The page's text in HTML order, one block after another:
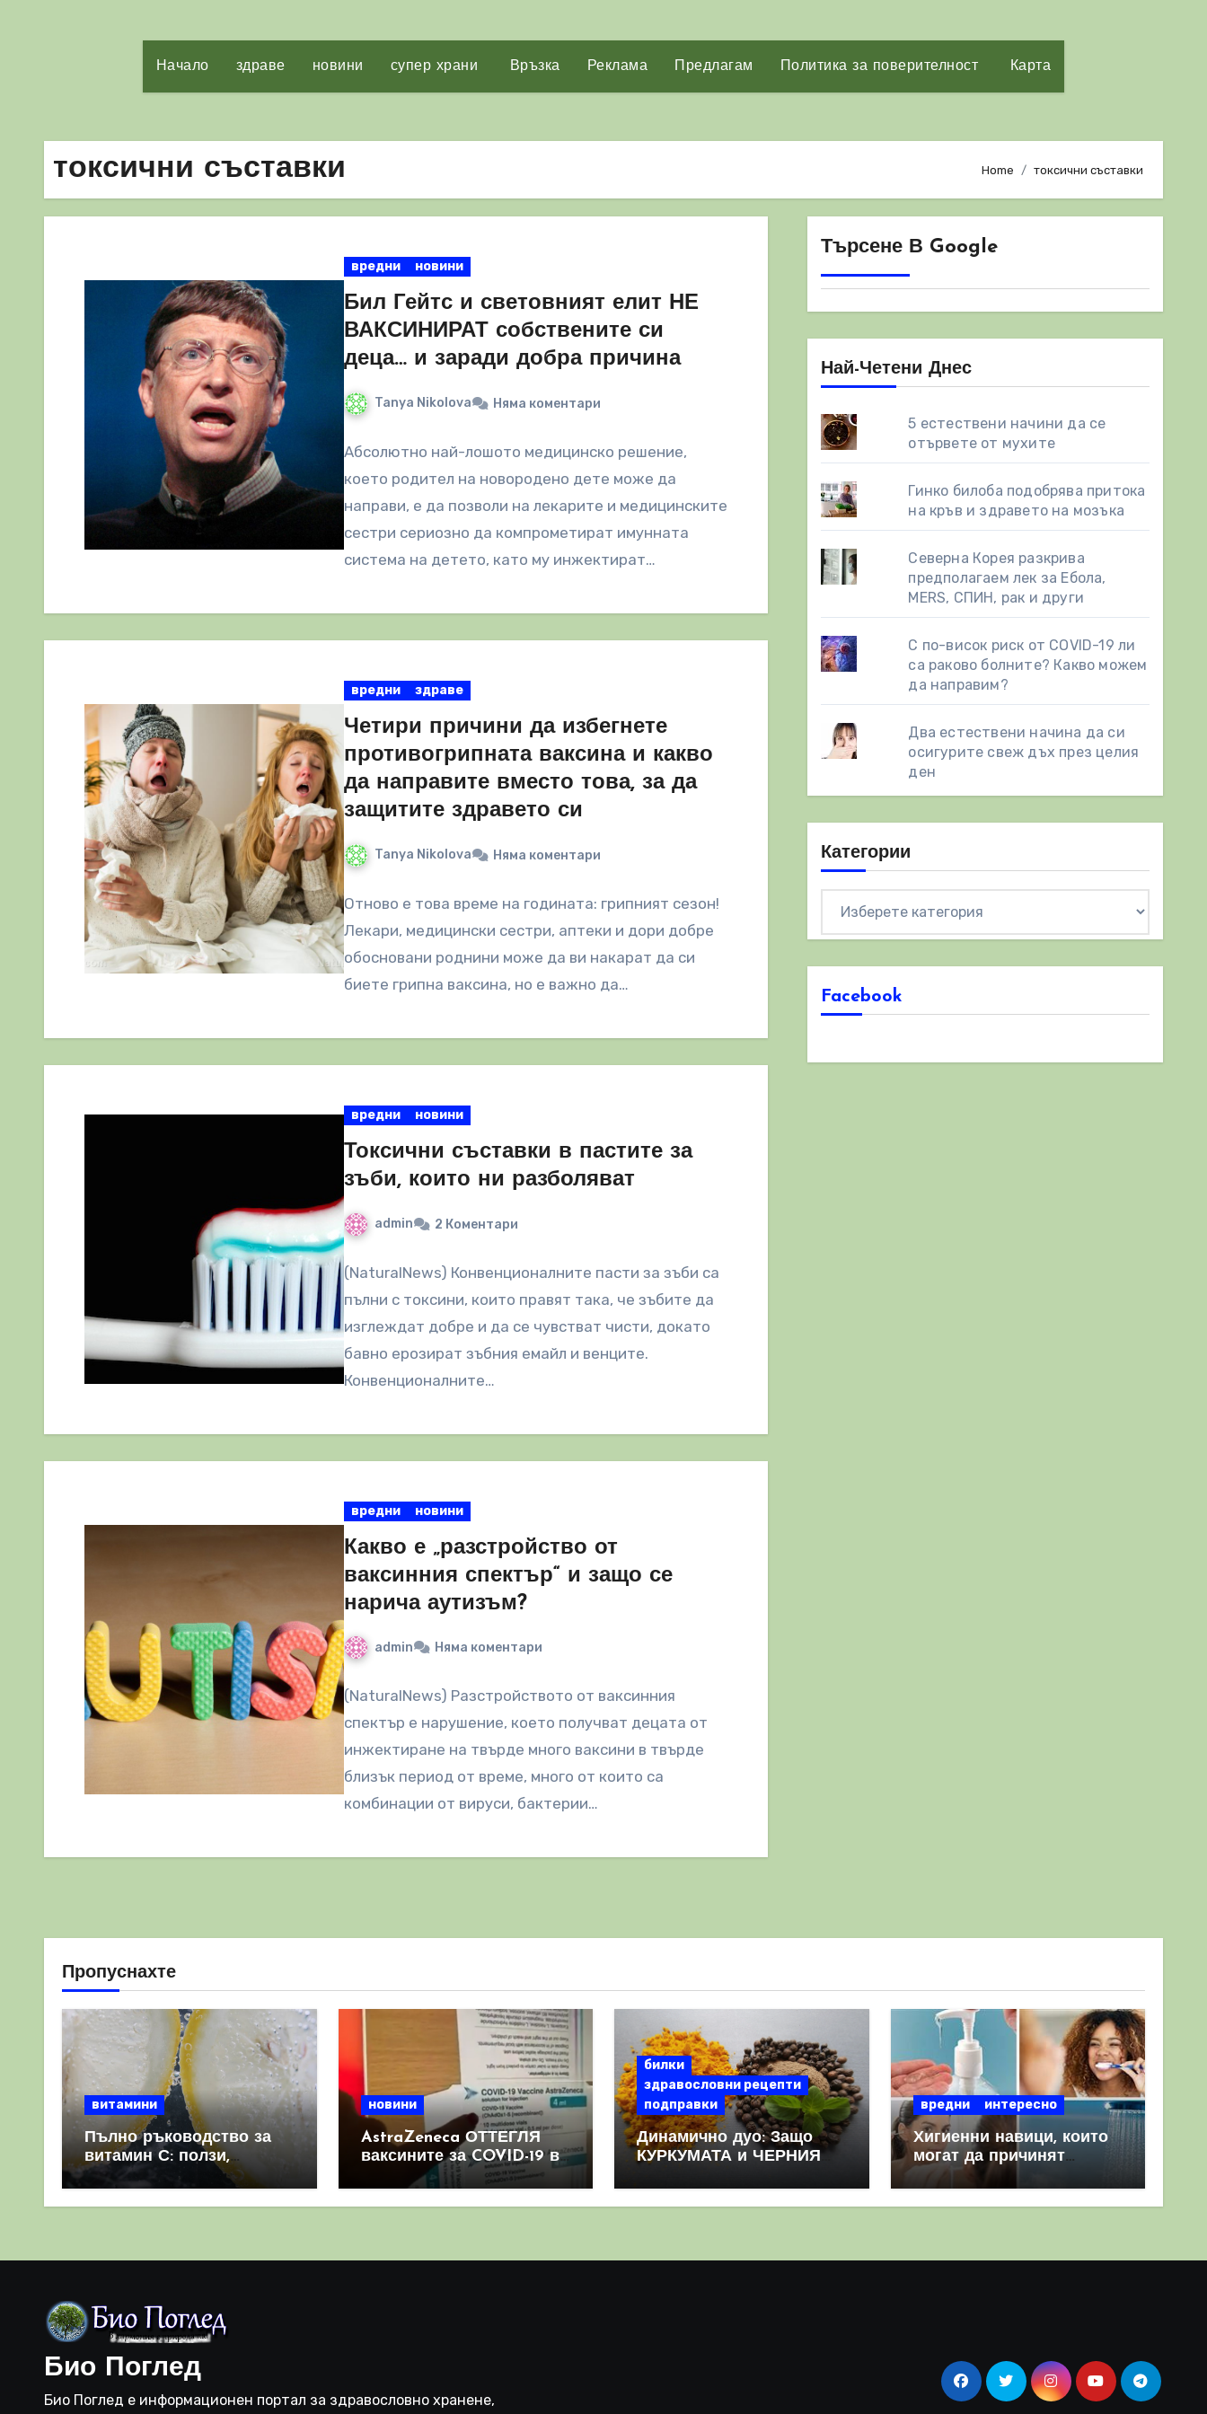
Начало здраве новини супер храни Връзка Реклама Предлагам Политика за поверителност Карта
токсични съставки Home токсични съставки
вредни новини
Бил Гейтс и световният елит НЕ
ВАКСИНИРАТ собствените си
деца… и заради добра причина
Tanya Nikolova Няма коментари
Абсолютно най-лошото медицинско решение,
което родител на новородено дете може да
направи, е да позволи на лекарите и медицинските
сестри сериозно да компрометират имунната
система на детето, като му инжектират…
вредни здраве
Четири причини да избегнете
противогрипната ваксина и какво
да направите вместо това, за да
защитите здравето си
Tanya Nikolova Няма коментари
Отново е това време на годината: грипният сезон!
Лекари, медицински сестри, аптеки и дори добре
обосновани роднини може да ви накарат да си
биете грипна ваксина, но е важно да…
вредни новини
Токсични съставки в пастите за
зъби, които ни разболяват
admin 2 Коментари
(NaturalNews) Конвенционалните пасти за зъби са
пълни с токсини, които правят така, че зъбите да
изглеждат добре и да се чувстват чисти, докато
бавно ерозират зъбния емайл и венците.
Конвенционалните…
вредни новини
Какво е „разстройство от
ваксинния спектър“ и защо се
нарича аутизъм?
admin Няма коментари
(NaturalNews) Разстройството от ваксинния
спектър е нарушение, което получват децата от
инжектиране на твърде много ваксини в твърде
близък период от време, много от които са
комбинации от вируси, бактерии…
Търсене В Google
Най-Четени Днес
5 естествени начини да се
отървете от мухите
Гинко билоба подобрява притока
на кръв и здравето на мозъка
Северна Корея разкрива
предполагаем лек за Ебола,
MERS, СПИН, рак и други
С по-висок риск от COVID-19 ли
са раково болните? Какво можем
да направим?
Два естествени начинa да си
осигурите свеж дъх през целия
ден
Категории
Facebook
Пропуснахте
витамини
Пълно ръководство за
витамин С: ползи,
източници и защо е
новини
AstraZeneca ОТТЕГЛЯ
ваксините за COVID-19 в
световен мащаб, след
билки
здравословни рецепти
подправки
Динамично дуо: Защо
КУРКУМАТА и ЧЕРНИЯ
вредни интересно
Хигиенни навици, които
могат да причинят
повече вреда, отколкото
Био Поглед
Био Поглед е информационен портал за здравословно хранене,